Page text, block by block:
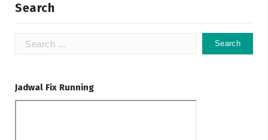
Search
Search
Jadwal Fix Running